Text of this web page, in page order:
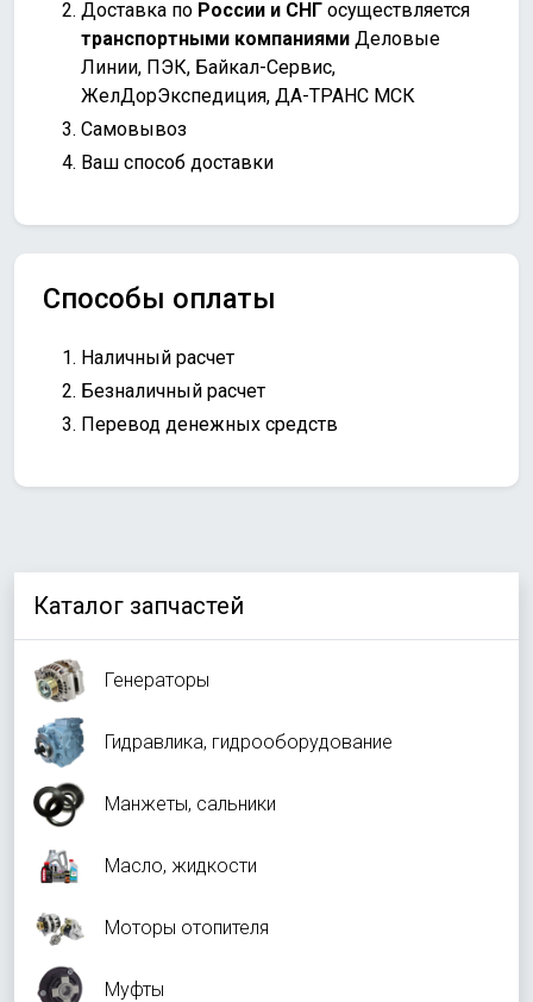
Каталог запчастей
Генераторы
Гидравлика, гидрооборудование
Манжеты, сальники
Масло, жидкости
Моторы отопителя
Муфты
Доставка по России и СНГ осуществляется
транспортными компаниями Деловые
Линии, ПЭК, Байкал-Сервис,
ЖелДорЭкспедиция, ДА-ТРАНС МСК
Самовывоз
Ваш способ доставки
Способы оплаты
Наличный расчет
Безналичный расчет
Перевод денежных средств